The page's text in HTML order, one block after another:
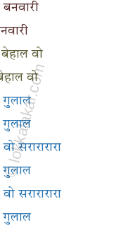
वो
वो
गुलाल
गुलाल
सरारारारा
गुलाल
सरारारारा
गुलाल